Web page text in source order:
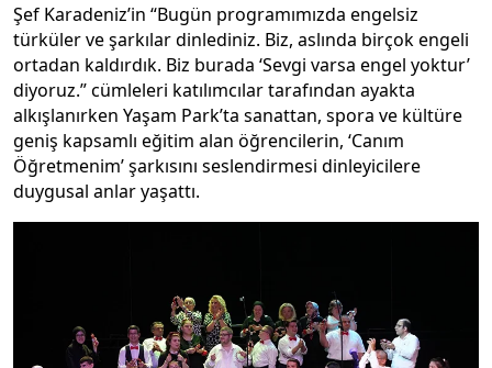
Şef Karadeniz’in “Bugün programımızda engelsiz
türküler ve şarkılar dinlediniz. Biz, aslında birçok engeli
ortadan kaldırdık. Biz burada ‘Sevgi varsa engel yoktur’
diyoruz.” cümleleri katılımcılar tarafından ayakta
alkışlanırken Yaşam Park’ta sanattan, spora ve kültüre
geniş kapsamlı eğitim alan öğrencilerin, ‘Canım
Öğretmenim’ şarkısını seslendirmesi dinleyicilere
duygusal anlar yaşattı.